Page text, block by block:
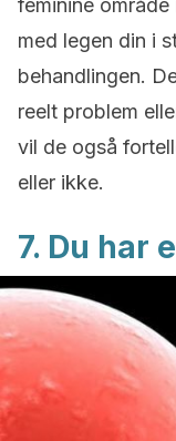
feminine
med legen din i
behandlingen.
reelt problem
vil de også
eller ikke.
7. Du har